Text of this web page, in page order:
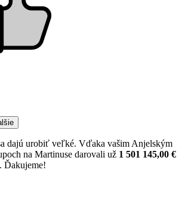
dajú urobiť veľké. Vďaka vašim Anjelským
na Martinuse darovali už 1 501 145,00 €
. Ďakujeme!